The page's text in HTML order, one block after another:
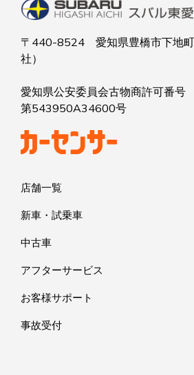
〒440-8524 愛知県豊橋市下地
社）
愛知県公安委員会古物商許可番号
第543950A34600号
店舗一覧
新車・試乗車
中古車
アフターサービス
お客様サポート
事故受付